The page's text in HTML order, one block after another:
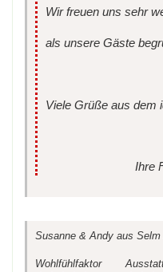
Wir freuen uns sehr
als unsere Gäste
Viele Grüße aus dem
Ihre
Susanne & Andy aus Selm
Wohlfühlfaktor